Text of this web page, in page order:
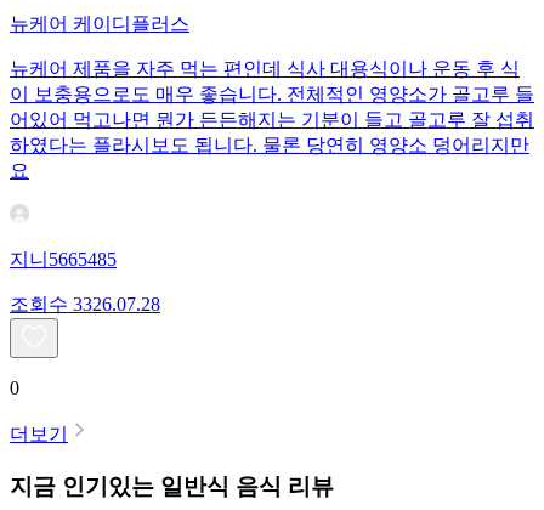
뉴케어 케이디플러스
뉴케어 제품을 자주 먹는 편인데 식사 대용식이나 운동 후 식
이 보충용으로도 매우 좋습니다. 전체적인 영양소가 골고루 들
어있어 먹고나면 뭔가 든든해지는 기분이 들고 골고루 잘 섭취
하였다는 플라시보도 됩니다. 물론 당연히 영양소 덩어리지만
요
지니5665485
조회수 3326.07.28
0
더보기
지금 인기있는 일반식 음식 리뷰